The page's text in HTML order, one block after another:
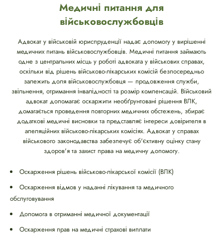
Медичні питання для
військовослужбовців
Адвокат у військовій юриспруденції надає допомогу у вирішенні
медичних питань військовослужбовців. Медичні питання займають
одне з центральних місць у роботі адвоката у військових справах,
оскільки від рішень військово-лікарських комісій безпосередньо
залежить доля військовослужбовця — продовження служби,
звільнення, отримання інвалідності та розмір компенсацій. Військовий
адвокат допомагає оскаржити необґрунтовані рішення ВЛК,
домагається проведення повторних медичних обстежень, збирає
додаткові медичні висновки та представляє інтереси довірителя в
апеляційних військово-лікарських комісіях. Адвокат у справах
військового законодавства забезпечує об'єктивну оцінку стану
здоров'я та захист права на медичну допомогу.
Оскарження рішень військово-лікарської комісії (ВЛК)
Оскарження відмов у наданні лікування та медичного
обслуговування
Допомога в отриманні медичної документації
Оскарження прав на медичні страхові виплати